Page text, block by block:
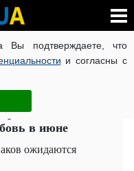
Вы подтверждаете, что
и согласны с
КОРОНАВИРУС В
ЧИТАТИ УКРАЇНСЬКОЮ
знака Зодиака,
в июне
ожидаются